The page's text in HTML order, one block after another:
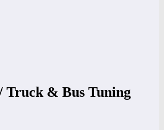
Truck & Bus Tuning